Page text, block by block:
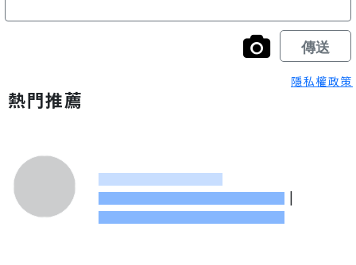
隱私權政策
熱門推薦
|